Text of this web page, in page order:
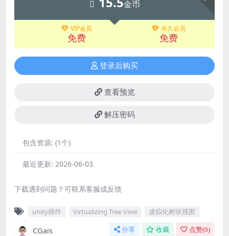
金币
VIP会员
免费
永久会员
免费
登录后购买
查看预览
解压密码
包含资源: (1个)
最近更新: 2026-06-03
下载遇到问题？可联系客服或反馈
unity插件 Virtualizing Tree View 虚拟化树状视图
CGais 分享 收藏 点赞(0)